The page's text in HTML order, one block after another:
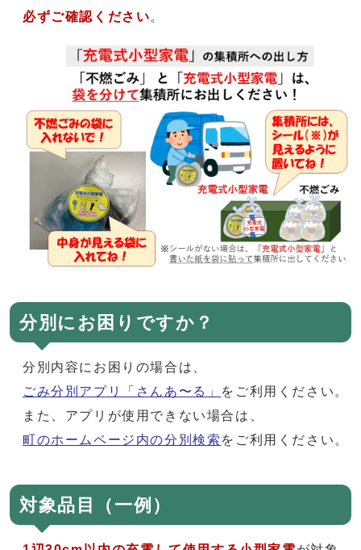
必ずご確認ください。
分別にお困りですか？
分別内容にお困りの場合は、
ごみ分別アプリ「さんあ〜る」 をご利用ください。
また、アプリが使用できない場合は、
町のホームページ内の分別検索 をご利用ください。
対象品目（一例）